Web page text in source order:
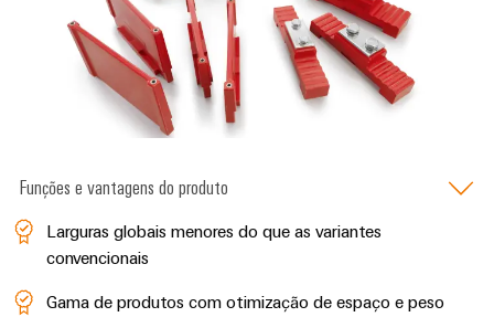
Funções e vantagens do produto
Larguras globais menores do que as variantes
convencionais
Gama de produtos com otimização de espaço e peso